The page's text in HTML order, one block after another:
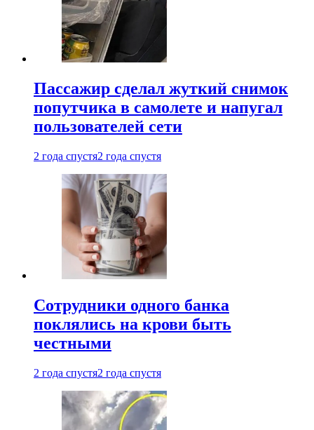
Пассажир сделал жуткий снимок
попутчика в самолете и напугал
пользователей сети
2 года спустя2 года спустя
Сотрудники одного банка
поклялись на крови быть
честными
2 года спустя2 года спустя